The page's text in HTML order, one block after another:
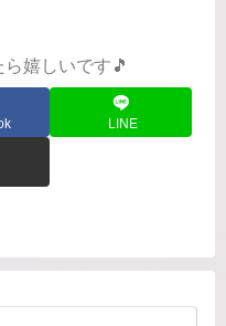
嬉しいです🎵
LINE